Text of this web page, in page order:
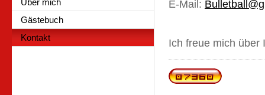
Über mich
Gästebuch
Kontakt
E-Mail:
Ich freue mich